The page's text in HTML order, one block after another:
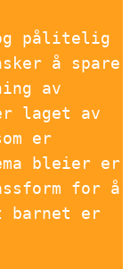
pålitelig
å spare
av
laget av
er
bleier er
for å
barnet er